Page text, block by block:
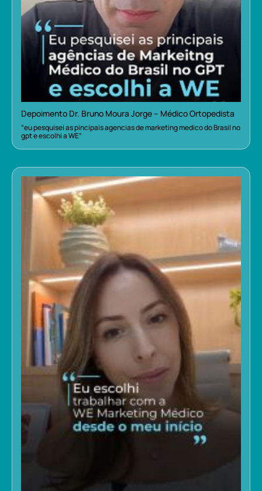
Depoimento Dr. Bruno Moura Jorge – Médico Ortopedista
“eu pesquisei as pincipais agencias de marketing medico do Brasil no
gpt e escolhi a WE”